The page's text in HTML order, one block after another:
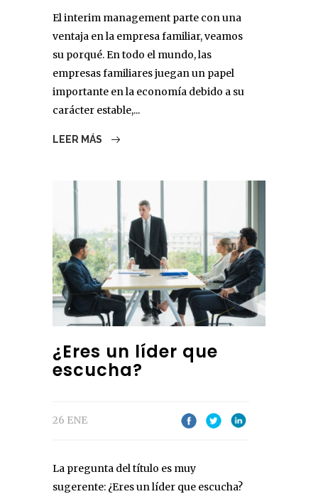
El interim management parte con una
ventaja en la empresa familiar, veamos
su porqué. En todo el mundo, las
empresas familiares juegan un papel
importante en la economía debido a su
carácter estable,...
LEER MÁS
¿Eres un líder que
escucha?
26 ENE
La pregunta del título es muy
sugerente: ¿Eres un líder que escucha?